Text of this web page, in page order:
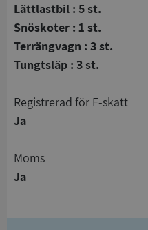
Lättlastbil : 5 st.
Snöskoter : 1 st.
Terrängvagn : 3 st.
Tungtsläp : 3 st.
registrerad för F-skatt
Ja
Moms
Ja